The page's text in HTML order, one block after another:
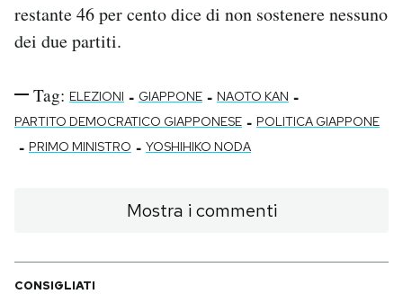
restante 46 per cento dice di non sostenere nessuno
dei due partiti.
Tag: ELEZIONI - GIAPPONE - NAOTO KAN -
PARTITO DEMOCRATICO GIAPPONESE - POLITICA GIAPPONE
- PRIMO MINISTRO - YOSHIHIKO NODA
Mostra i commenti
CONSIGLIATI